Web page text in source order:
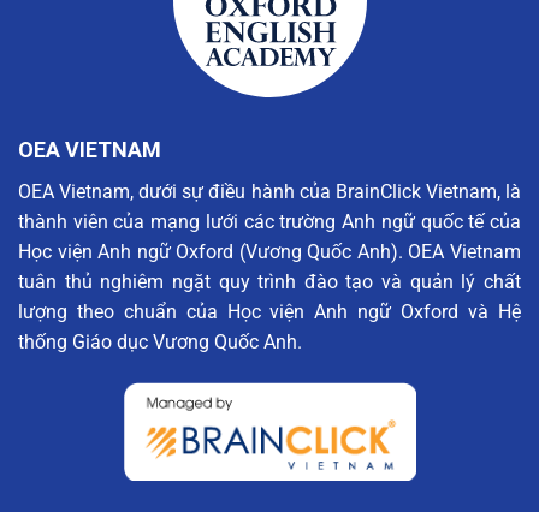
OEA VIETNAM
OEA Vietnam, dưới sự điều hành của BrainClick Vietnam, là
thành viên của mạng lưới các trường Anh ngữ quốc tế của
Học viện Anh ngữ Oxford (Vương Quốc Anh). OEA Vietnam
tuân thủ nghiêm ngặt quy trình đào tạo và quản lý chất
lượng theo chuẩn của Học viện Anh ngữ Oxford và Hệ
thống Giáo dục Vương Quốc Anh.